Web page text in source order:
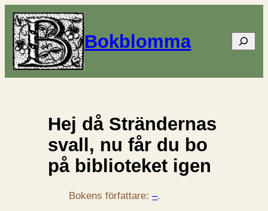
Bokblomma Sök
Hej då Strändernas
svall, nu får du bo
på biblioteket igen
Bokens författare:–.